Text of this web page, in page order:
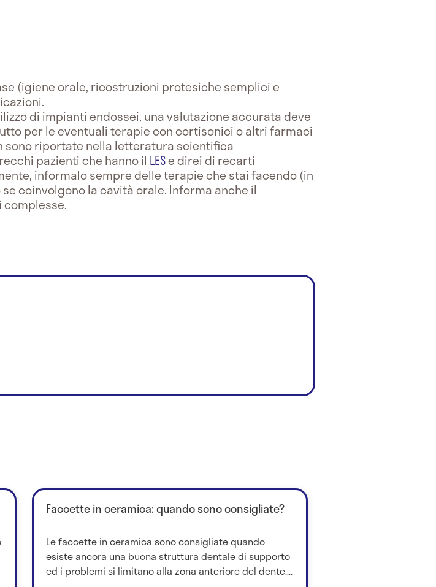
(igiene orale, ricostruzioni protesiche semplici e
di impianti endossei, una valutazione accurata deve
per le eventuali terapie con cortisonici o altri farmaci
sono riportate nella letteratura scientifica
pazienti che hanno il LESe direi di recarti
informalo sempre delle terapie che stai facendo (in
coinvolgono la cavità orale. Informa anche il
Faccette in ceramica: quando sono consigliate?
Le faccette in ceramica sono consigliate quando
esiste ancora una buona struttura dentale di supporto
ed i problemi si limitano alla zona anteriore del dente....